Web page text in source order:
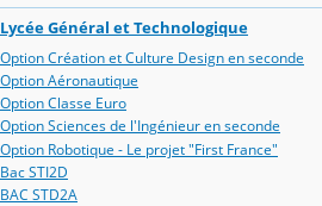
Lycée Général et Technologique
Option Création et Culture Design en seconde
Option Aéronautique
Option Classe Euro
Option Sciences de l'Ingénieur en seconde
Option Robotique - Le projet "First France"
Bac STI2D
BAC STD2A